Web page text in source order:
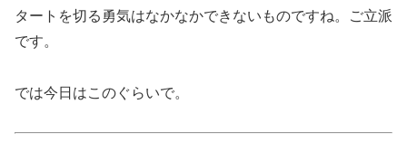
タートを切る勇気はなかなかできないものですね。ご立派
です。
では今日はこのぐらいで。